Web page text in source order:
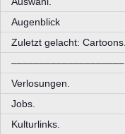
Augenblick
Zuletzt gelacht: Cartoons.
––––––––––––––––––––
Verlosungen.
Jobs.
Kulturlinks.